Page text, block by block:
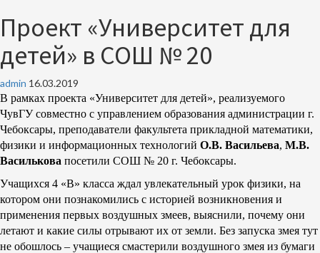
Проект «Университет для
детей» в СОШ № 20
admin 16.03.2019
В рамках проекта «Университет для детей», реализуемого
ЧувГУ совместно с управлением образования администрации г.
Чебоксары, преподаватели факультета прикладной математики,
физики и информационных технологий О.В. Васильева, М.В.
Василькова посетили СОШ № 20 г. Чебоксары.
Учащихся 4 «В» класса ждал увлекательный урок физики, на
котором они познакомились с историей возникновения и
применения первых воздушных змеев, выяснили, почему они
летают и какие силы отрывают их от земли. Без запуска змея тут
не обошлось – учащиеся смастерили воздушного змея из бумаги